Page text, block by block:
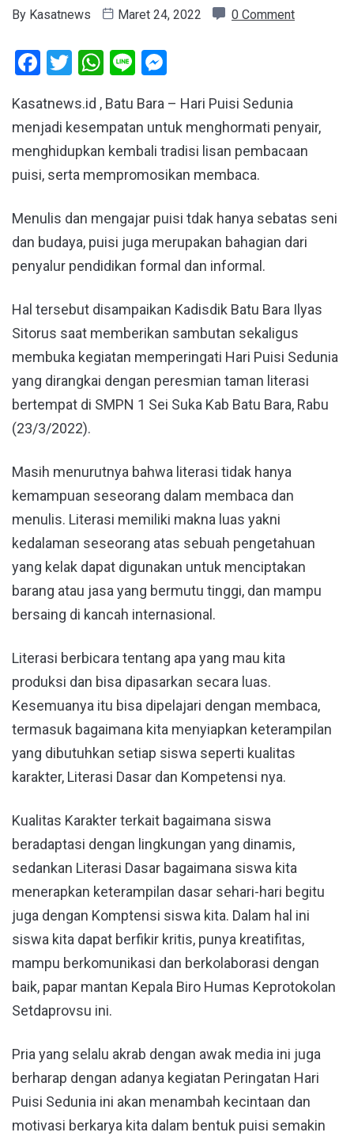
By Kasatnews Maret 24, 2022 0 Comment
Facebook
Twitter
WhatsApp
Line
Kasatnews.id , Batu Bara – Hari Puisi Sedunia
menjadi kesempatan untuk menghormati penyair,
menghidupkan kembali tradisi lisan pembacaan
puisi, serta mempromosikan membaca.
Menulis dan mengajar puisi tdak hanya sebatas seni
dan budaya, puisi juga merupakan bahagian dari
penyalur pendidikan formal dan informal.
Hal tersebut disampaikan Kadisdik Batu Bara Ilyas
Sitorus saat memberikan sambutan sekaligus
membuka kegiatan memperingati Hari Puisi Sedunia
yang dirangkai dengan peresmian taman literasi
bertempat di SMPN 1 Sei Suka Kab Batu Bara, Rabu
(23/3/2022).
Masih menurutnya bahwa literasi tidak hanya
kemampuan seseorang dalam membaca dan
menulis. Literasi memiliki makna luas yakni
kedalaman seseorang atas sebuah pengetahuan
yang kelak dapat digunakan untuk menciptakan
barang atau jasa yang bermutu tinggi, dan mampu
bersaing di kancah internasional.
Literasi berbicara tentang apa yang mau kita
produksi dan bisa dipasarkan secara luas.
Kesemuanya itu bisa dipelajari dengan membaca,
termasuk bagaimana kita menyiapkan keterampilan
yang dibutuhkan setiap siswa seperti kualitas
karakter, Literasi Dasar dan Kompetensi nya.
Kualitas Karakter terkait bagaimana siswa
beradaptasi dengan lingkungan yang dinamis,
sedankan Literasi Dasar bagaimana siswa kita
menerapkan keterampilan dasar sehari-hari begitu
juga dengan Komptensi siswa kita. Dalam hal ini
siswa kita dapat berfikir kritis, punya kreatifitas,
mampu berkomunikasi dan berkolaborasi dengan
baik, papar mantan Kepala Biro Humas Keprotokolan
Setdaprovsu ini.
Pria yang selalu akrab dengan awak media ini juga
berharap dengan adanya kegiatan Peringatan Hari
Puisi Sedunia ini akan menambah kecintaan dan
motivasi berkarya kita dalam bentuk puisi semakin